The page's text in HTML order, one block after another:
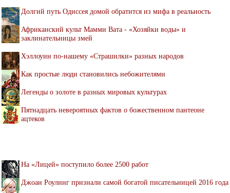
Долгий путь Одиссея домой обратится из мифа в реальность
Африканский культ Мамми Вата - «Хозяйки воды» и
заклинательницы змей
Хэллоуин по-нашему «Страшилки» разных народов
Как простые люди становились небожителями
Легенды о золоте в разных мировых культурах
Пятнадцать невероятных фактов о божественном пантеоне
ацтеков
На «Лицей» поступило более 2500 работ
Джоан Роулинг признали самой богатой писательницей 2016 года